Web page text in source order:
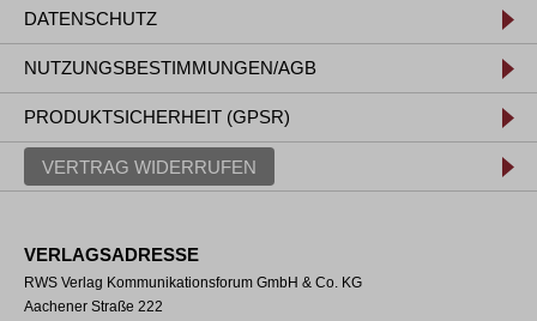
DATENSCHUTZ
NUTZUNGSBESTIMMUNGEN/AGB
PRODUKTSICHERHEIT (GPSR)
VERTRAG WIDERRUFEN
VERLAGSADRESSE
RWS Verlag Kommunikationsforum GmbH & Co. KG
Aachener Straße 222